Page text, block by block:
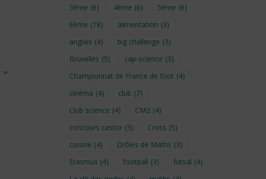
3ème (6) 4ème (6) 5ème (6)
6ème (18) alimentation (3)
anglais (4) big challenge (3)
Bruxelles (5) cap-science (3)
Championnat de France de foot (4)
cinéma (4) club (7)
Club science (4) CM2 (4)
concours castor (3) Cross (5)
cuisine (4) Drôles de Maths (3)
Erasmus (4) football (3) futsal (4)